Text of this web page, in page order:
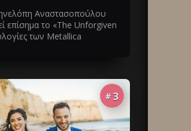
Αναστασοπούλου
επίσημα το «The Unforgiven
των Metallica
# 3